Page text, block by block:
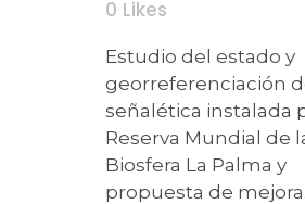
0 Likes
Estudio del estado y
georreferenciación
señalética instalada
Reserva Mundial de
Biosfera La Palma y
propuesta de